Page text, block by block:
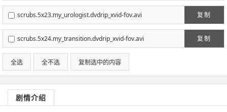
复制
scrubs.5x23.my_urologist.dvdrip_xvid-fov.avi
复制
scrubs.5x24.my_transition.dvdrip_xvid-fov.avi
全选 全不选 复制选中的内容
剧情介绍